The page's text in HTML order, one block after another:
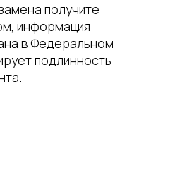
получите
информация
в Федеральном
подлинность